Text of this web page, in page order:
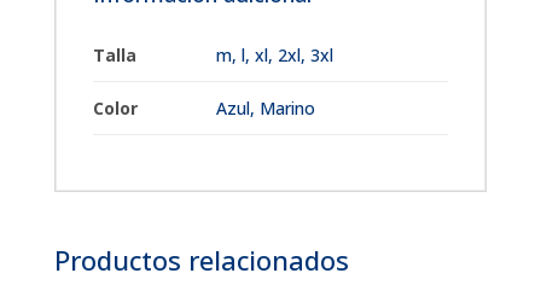
Talla m, l, xl, 2xl, 3xl
Color Azul, Marino
Productos relacionados